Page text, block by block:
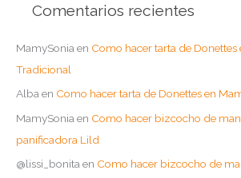
Comentarios recientes
MamySonia en Como hacer tarta de
Tradicional
Albaen Como hacer tarta de Donettes en
MamySonia en Como hacer bizcocho de
panificadora Lild
@lissi_bonita en Como hacer bizcocho de